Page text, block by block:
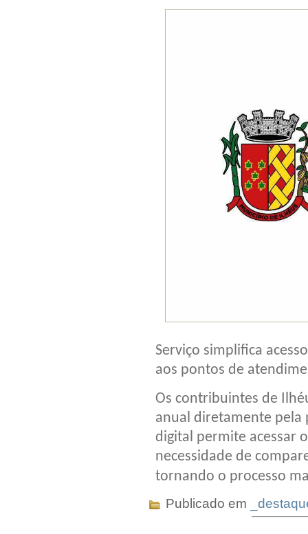
Serviço simplifica
aos pontos de
Os contribuintes de
anual diretamente pela
digital permite acessar
necessidade de
tornando o processo
Publicado em